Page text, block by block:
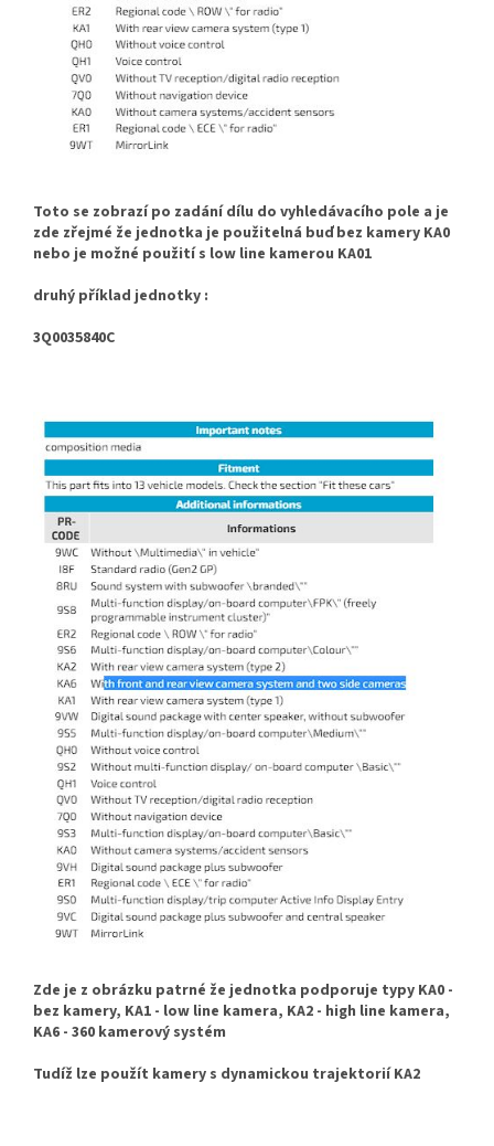
Toto se zobrazí po zadání dílu do vyhledávacího pole a je
zde zřejmé že jednotka je použitelná buď bez kamery KA0
nebo je možné použití s low line kamerou KA01
druhý příklad jednotky :
3Q0035840C
Zde je z obrázku patrné že jednotka podporuje typy KA0 -
bez kamery, KA1 - low line kamera, KA2 - high line kamera,
KA6 - 360 kamerový systém
Tudíž lze použít kamery s dynamickou trajektorií KA2